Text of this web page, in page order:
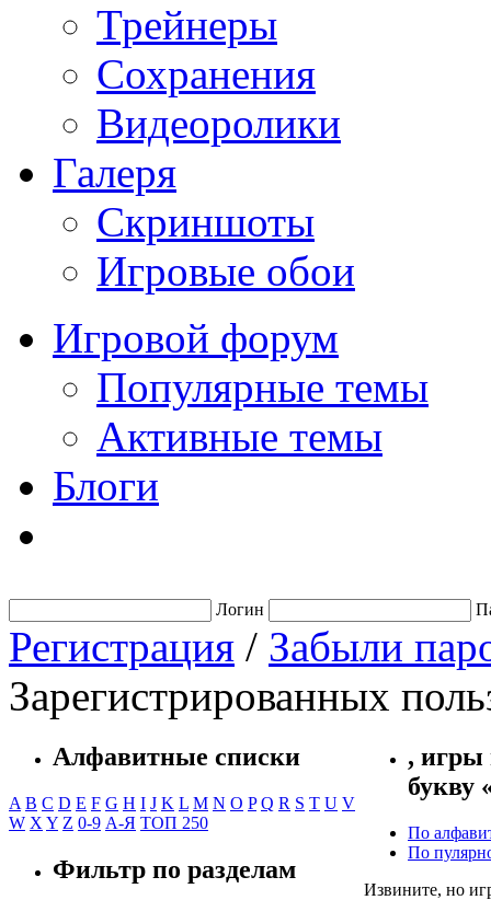
Трейнеры
Сохранения
Видеоролики
Галеря
Скриншоты
Игровые обои
Игровой форум
Популярные темы
Активные темы
Блоги
Логин
Регистрация / Забыли
Зарегистрированных
Алфавитные списки
A B C D E F G H I J K L M N O P Q R S T U V
W X Y Z 0-9 А-Я ТОП 250
Фильтр по разделам
, игры
букву
По
По
Извините, но